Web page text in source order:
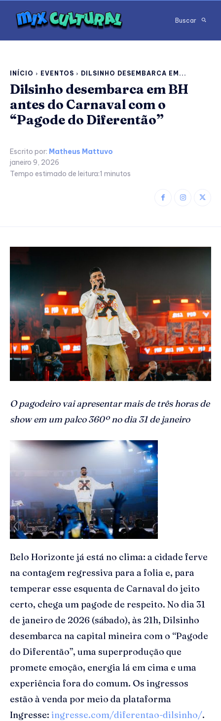
Buscar
INÍCIO EVENTOS DILSINHO DESEMBARCA EM...
Dilsinho desembarca em BH
antes do Carnaval com o
“Pagode do Diferentão”
Escrito por: Matheus Mattuvo
janeiro 9, 2026
Tempo estimado de leitura:1 minutos
O pagodeiro vai apresentar mais de três horas de
show em um palco 360º no dia 31 de janeiro
Belo Horizonte já está no clima: a cidade ferve
na contagem regressiva para a folia e, para
temperar esse esquenta de Carnaval do jeito
certo, chega um pagode de respeito. No dia 31
de janeiro de 2026 (sábado), às 21h, Dilsinho
desembarca na capital mineira com o “Pagode
do Diferentão”, uma superprodução que
promete emoção, energia lá em cima e uma
experiência fora do comum. Os ingressos
estão à venda por meio da plataforma
Ingresse: ingresse.com/diferentao-dilsinho/.